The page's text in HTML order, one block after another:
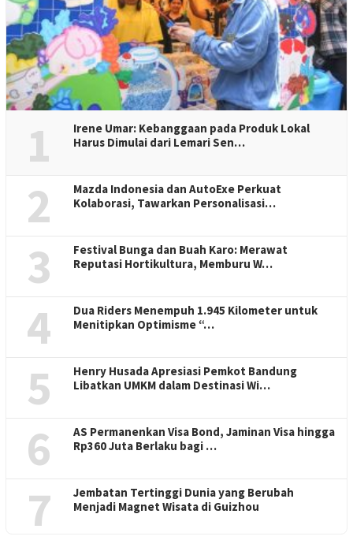
1
Irene Umar: Kebanggaan pada Produk Lokal
Harus Dimulai dari Lemari Sen…
2
Mazda Indonesia dan AutoExe Perkuat
Kolaborasi, Tawarkan Personalisasi…
3
Festival Bunga dan Buah Karo: Merawat
Reputasi Hortikultura, Memburu W…
4
Dua Riders Menempuh 1.945 Kilometer untuk
Menitipkan Optimisme “…
5
Henry Husada Apresiasi Pemkot Bandung
Libatkan UMKM dalam Destinasi Wi…
6
AS Permanenkan Visa Bond, Jaminan Visa hingga
Rp360 Juta Berlaku bagi …
7
Jembatan Tertinggi Dunia yang Berubah
Menjadi Magnet Wisata di Guizhou